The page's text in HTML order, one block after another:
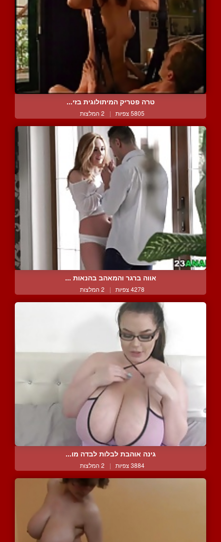
טרה פטריק המיתולוגית בזי...
5805 צפיות | 2 המלצות
אווה ברגר והמאהב בהנאות ...
4278 צפיות | 2 המלצות
גינה אוהבת לבלות לבדה מו...
3884 צפיות | 2 המלצות